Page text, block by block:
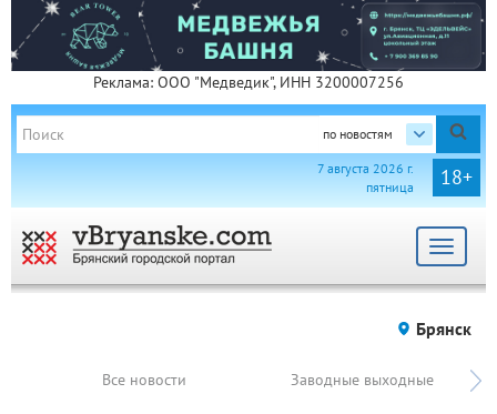
Реклама: ООО "Медведик", ИНН 3200007256
по новостям
18+
7 августа 2026 г.
пятница
Toggle
Брянск
Все новости Заводные выходные